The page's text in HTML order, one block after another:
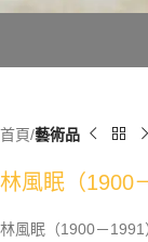
首頁 藝術品
林風眠（1900
林風眠（1900－1991